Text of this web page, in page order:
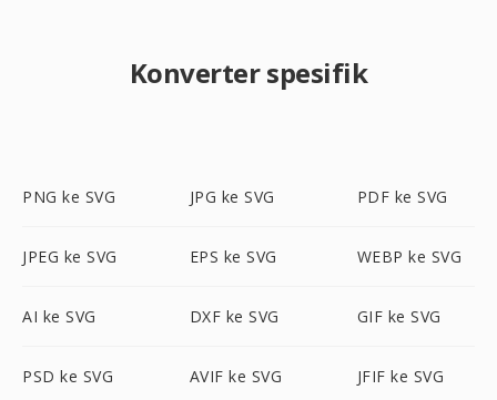
Konverter spesifik
PNG ke SVG JPG ke SVG PDF ke SVG
JPEG ke SVG EPS ke SVG WEBP ke SVG
AI ke SVG DXF ke SVG GIF ke SVG
PSD ke SVG AVIF ke SVG JFIF ke SVG